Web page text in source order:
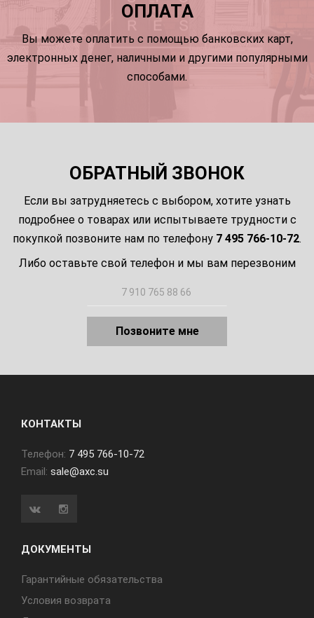
ОПЛАТА
Вы можете оплатить с помощью банковских карт,
электронных денег, наличными и другими популярными
способами.
ОБРАТНЫЙ ЗВОНОК
Если вы затрудняетесь с выбором, хотите узнать
подробнее о товарах или испытываете трудности с
покупкой позвоните нам по телефону 7 495 766-10-72.
Либо оставьте свой телефон и мы вам перезвоним
Позвоните мне
КОНТАКТЫ
Телефон: 7 495 766-10-72
Email: sale@axc.su
ДОКУМЕНТЫ
Гарантийные обязательства
Условия возврата